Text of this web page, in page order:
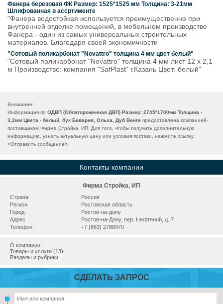
Фанера березовая ФК Размер: 1525*1525 мм Толщина: 3-21мм
Шлифованная в ассртименте
"Фанера водостойкая используется преимущественно при
внутренней отделке помещений, в мебельном производстве
Фанера - один из самых универсальных строительных
материалов. Благодаря своей экономичности
"Сотовый поликарбонат "Novattro" толщина 4 мм цвет белый"
"Сотовый поликарбонат "Novattro" толщина 4 мм лист 12 х 2,1
м Производство: компания "SafPlast" г.Казань Цвет: белый"
Внимание!
Информация по ОДВП (Облагороженная ДВП) Размер: 2745*1700мм Толщина -
3,2мм Цвета - белый, бук Бавария, Ольха, Дуб Венге предоставлена компанией-
поставщиком Фирма Стройка, ИП. Для того, чтобы получить дополнительную
информацию, узнать актуальную цену или условия постаки, нажмите ссылку
«Отправить сообщение».
Контакты компании
Фирма Стройка, ИП
Страна
Россия
Регион
Ростовская область
Город
Ростов-на-дону
Адрес
Ростов-на-Дону, пер. Нефтяной, д. 7
Телефон
+7 (863) 2788970
О компании
Товары и услуги (13)
Разделы и рубрики
СДЕЛАТЬ ЗАПРОС